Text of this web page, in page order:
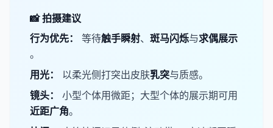
📸 拍摄建议
​行为优先：
等待​​触手瞬射、 ​斑马闪烁​与​求偶展示​
。
​用光：
以柔光侧打突出皮肤​​乳突与质感。
​镜头：
小型个体用微距；大型个体的展示期可用​
近距广角。